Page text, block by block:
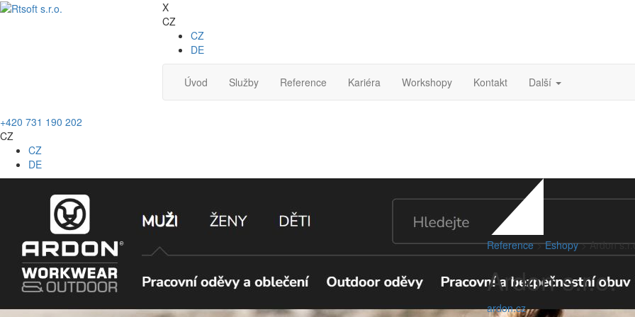
X
CZ
CZ
DE
Úvod Služby Reference Kariéra Workshopy Kontakt Další
+420 731 190 202
CZ
CZ
DE
Reference>Eshopy>Ardon
Ardon s.r.o.
ardon.cz